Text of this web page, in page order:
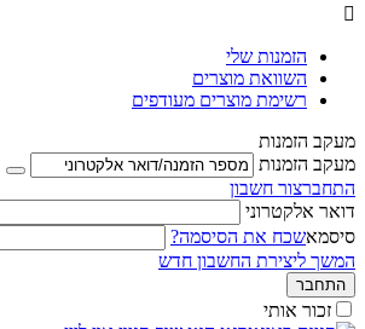

הזמנות שלי
השוואת מוצרים
רשימת מוצרים מעודפים
מעקב הזמנות
מעקב הזמנות
התחברצור חשבון
דואר אלקטרוני
סיסמאשכח את הסיסמה?
המשך ליצירת החשבון חדש
התחבר
זכור אותי